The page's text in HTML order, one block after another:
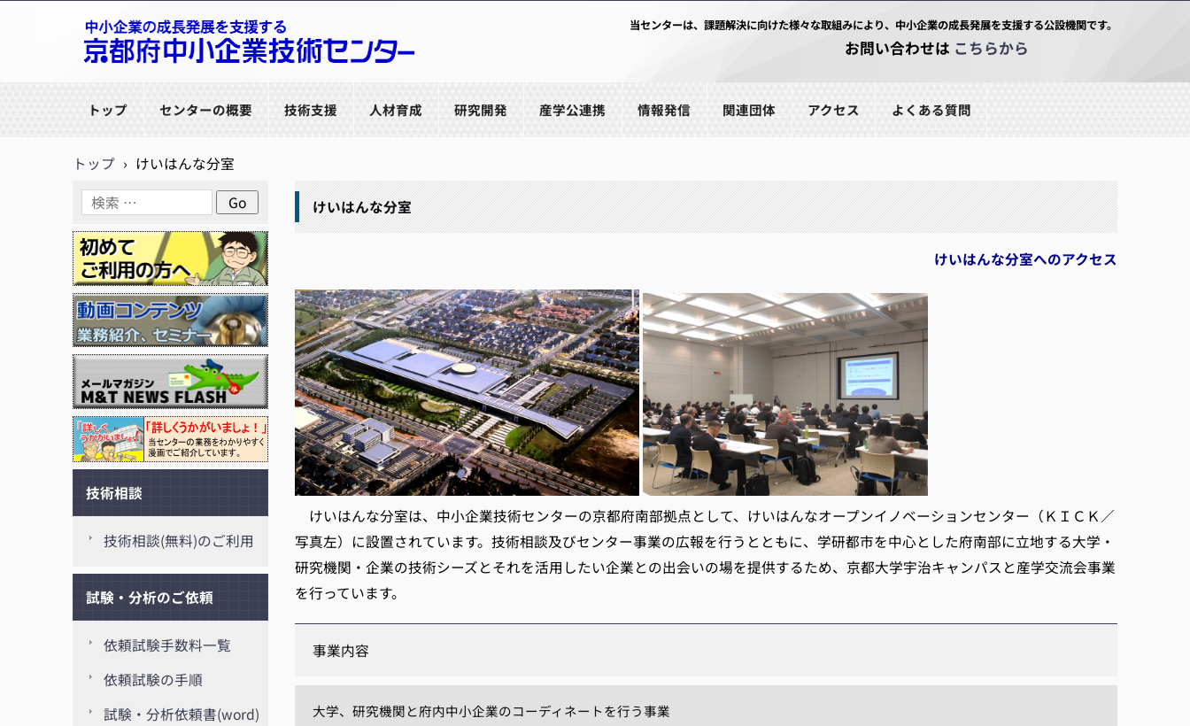
当センターは、課題解決に向けた様々な取組みにより、中小企業の成長発展を支援する公設機関です。
お問い合わせは こちらから
トップ センターの概要 技術支援 人材育成 研究開発 産学公連携 情報発信 関連団体 アクセス よくある質問
トップ › けいはんな分室
けいはんな分室
けいはんな分室へのアクセス
けいはんな分室は、中小企業技術センターの京都府南部拠点として、けいはんなオープンイノベーションセンター（ＫＩＣＫ／
写真左）に設置されています。技術相談及びセンター事業の広報を行うとともに、学研都市を中心とした府南部に立地する大学・
研究機関・企業の技術シーズとそれを活用したい企業との出会いの場を提供するため、京都大学宇治キャンパスと産学交流会事業
を行っています。
事業内容
大学、研究機関と府内中小企業のコーディネートを行う事業
技術相談
技術相談(無料)のご利用
試験・分析のご依頼
依頼試験手数料一覧
依頼試験の手順
試験・分析依頼書(word)